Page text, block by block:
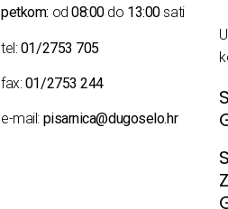
petkom: od08:00do 13:00sati
tel:01/2753 705
fax:01/2753 244
e-mail: pisarnica@dugoselo.hr